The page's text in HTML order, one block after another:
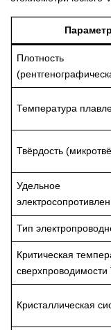
Параметр
Плотность
Температура
Твёрдость
Удельное
Тип
Критическая
сверхпроводимости
Кристаллическая